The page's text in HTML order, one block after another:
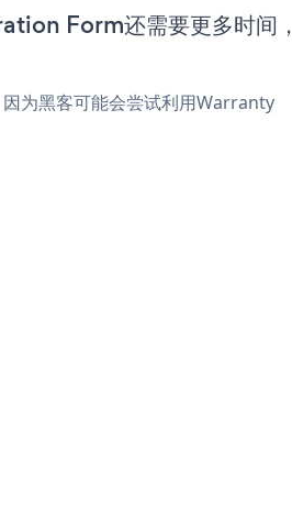
Form还需要更多时间，
为黑客可能会尝试利用Warranty